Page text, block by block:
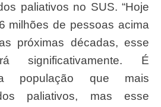
paliativos no SUS. “Hoje
milhões de pessoas acima
próximas décadas, esse
significativamente. É
população que mais
paliativos, mas esse